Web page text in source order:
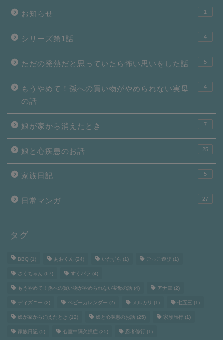
お知らせ 1
シリーズ第1話 4
ただの発熱だと思っていたら怖い思いをした話 5
もうやめて！孫への買い物がやめられない実母
の話
4
娘が家から消えたとき 7
娘と心疾患のお話 25
家族日記 5
日常マンガ 27
タグ
BBQ (1) あおくん (24) いたずら (1) ごっこ遊び (1)
さくちゃん (67) すくパラ (4)
もうやめて！孫への買い物がやめられない実母の話 (4) アナ雪 (2)
ディズニー (2) ベビーカレンダー (2) メルカリ (1) 七五三 (1)
娘が家から消えたとき (12) 娘と心疾患のお話 (25) 家族旅行 (1)
家族日記 (5) 心室中隔欠損症 (25) 忍者修行 (1)